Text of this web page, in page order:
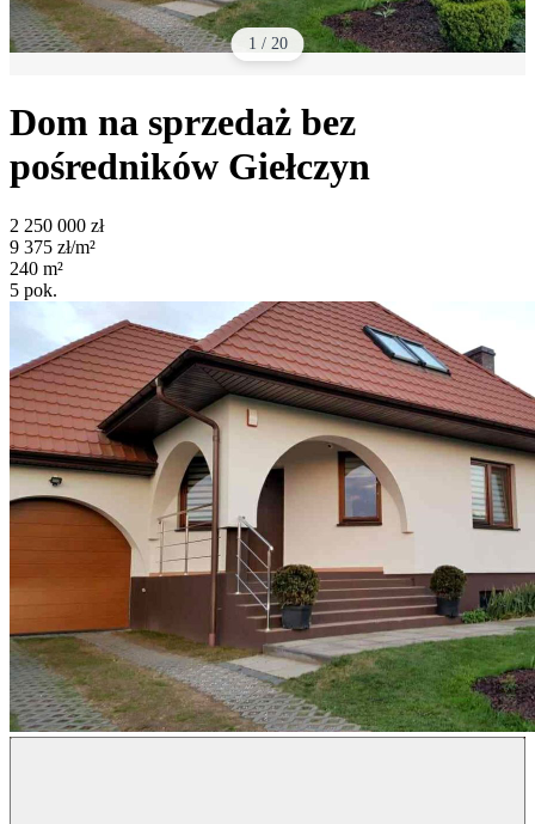
1 / 20
Dom na sprzedaż bez
pośredników Giełczyn
2 250 000 zł
9 375 zł/m²
240 m²
5 pok.